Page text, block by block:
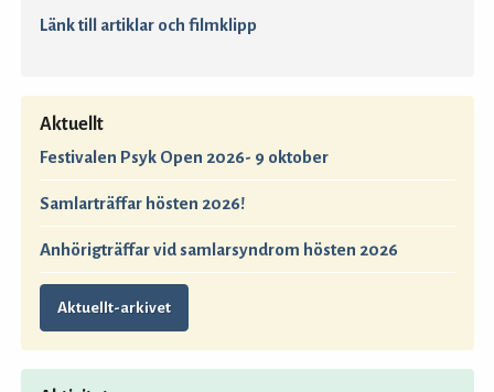
Länk till artiklar och filmklipp
Aktuellt
Festivalen Psyk Open 2026- 9 oktober
Samlarträffar hösten 2026!
Anhörigträffar vid samlarsyndrom hösten 2026
Aktuellt-arkivet